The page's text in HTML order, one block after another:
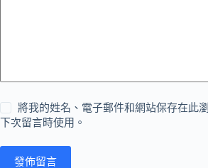
將我的姓名、電子郵件和網站保存在此
下次留言時使用。
發佈留言